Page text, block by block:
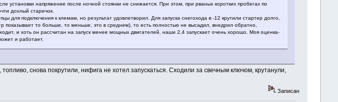
установки напряжение после ночной стоянки не снижается. При этом, при рваных коротких пробегах по
дохлый старичок.
для подключения к клемам, но результат удовлетворил. Для запуска снегохода в -12 крутили стартер долго,
то больше, то меньше, это в среднем), то есть полностью не высадил, внедрил обратно,
и хоть он рассчитан на запуск менее мощных двигателей, наши 2,4 запускает очень хорошо. Моя оценка-
и работает.
снова покрутили, нифига не хотел запускаться. Сходили за свечным ключом, крутанули,
Записан